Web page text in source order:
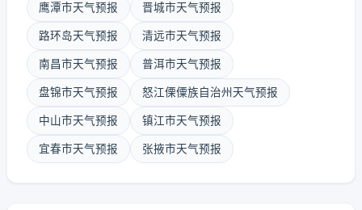
鹰潭市天气预报 晋城市天气预报
路环岛天气预报 清远市天气预报
南昌市天气预报 普洱市天气预报
盘锦市天气预报 怒江傈僳族自治州天气预报
中山市天气预报 镇江市天气预报
宜春市天气预报 张掖市天气预报